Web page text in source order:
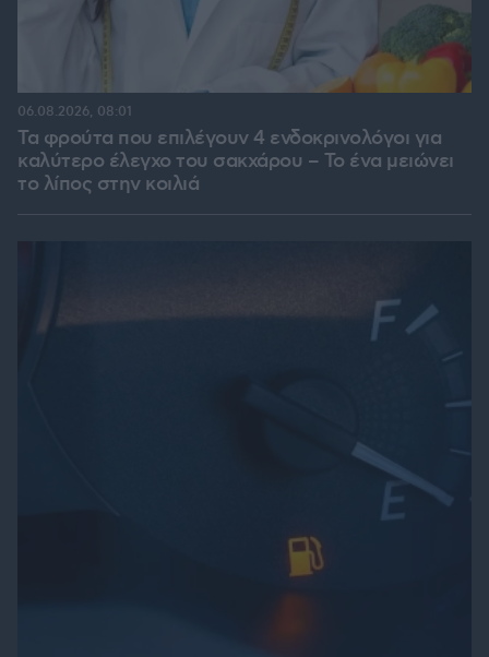
Τα φρούτα που επιλέγουν 4 ενδοκρινολόγοι για
καλύτερο έλεγχο του σακχάρου – Το ένα μειώνει
το λίπος στην κοιλιά
06.08.2026, 08:01